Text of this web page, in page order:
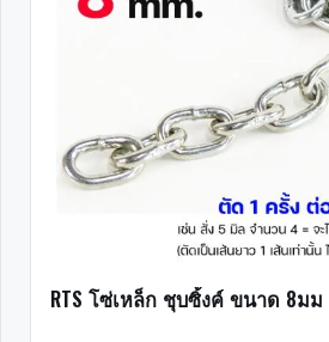
RTS โซ่เหล็ก ชุบซิ้งค์ ขนาด 8ม